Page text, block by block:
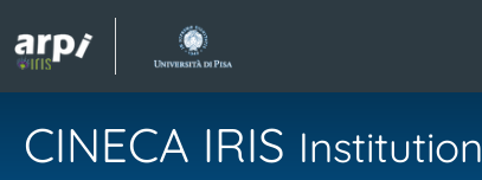
CINECA IRIS